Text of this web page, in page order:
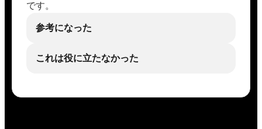
です。
参考になった
これは役に立たなかった